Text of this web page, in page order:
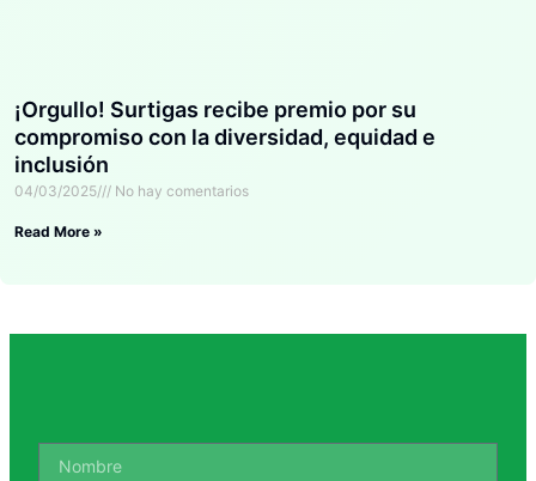
¡Orgullo! Surtigas recibe premio por su
compromiso con la diversidad, equidad e
inclusión
04/03/2025 No hay comentarios
Read More »